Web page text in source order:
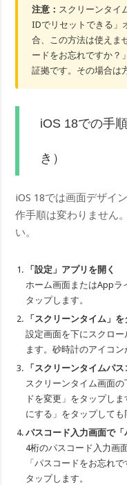
注意： スクリーンタイ
IDでリセットできる」
合、この方法は使えま
ードをお忘れですか？
証拠です。その場合は
iOS 18での手
き）
iOS 18では画面デザイ
作手順は変わりません
い。
「設定」アプリを開く
ホーム画面またはAppラ
タップします。
「スクリーンタイム」
設定画面を下にスクロ
ます。砂時計のアイコン
「スクリーンタイムパ
スクリーンタイム画面
ドを変更」をタップし
にする」をタップしても
パスコード入力画面で
4桁のパスコード入力画
「パスコードをお忘れ
タップします。